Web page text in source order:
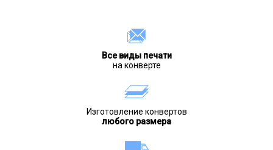
Все виды печати
на конверте
Изготовление конвертов
любого размера